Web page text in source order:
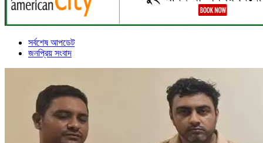
সর্বশেষ আপডেট
জনপ্রিয় সংবাদ